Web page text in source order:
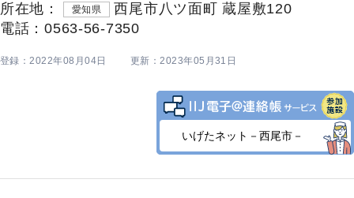
所在地： 愛知県
西尾市八ツ面町 蔵屋敷120
電話：0563-56-7350
登録：2022年08月04日 更新：2023年05月31日
いげたネット－西尾市－